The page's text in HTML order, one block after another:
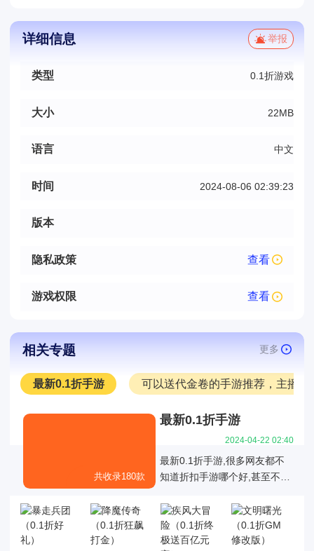
详细信息 举报
类型 0.1折游戏
大小 22MB
语言 中文
时间 2024-08-06 02:39:23
版本
隐私政策 查看
游戏权限 查看
相关专题 更多
最新0.1折手游 可以送代金卷的手游推荐，主播推
共收录180款
最新0.1折手游
2024-04-22 02:40
最新0.1折手游,很多网友都不
知道折扣手游哪个好,甚至不知
游，也不知道有哪些0.1折手游
是值得我们去玩的,今天白菜就
为大家带来好玩的0.1折手机游